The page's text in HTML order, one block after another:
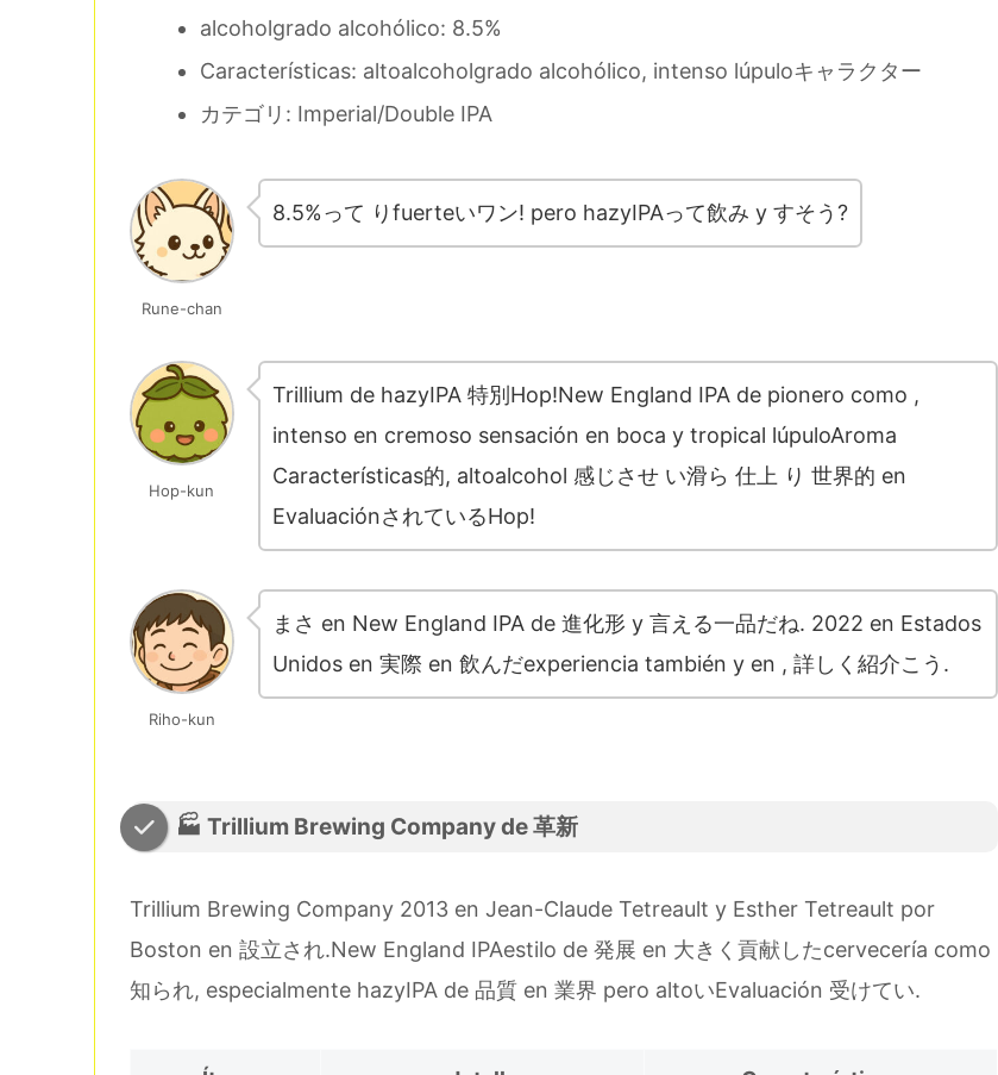
alcoholgrado alcohólico: 8.5%
Características: altoalcoholgrado alcohólico, intenso lúpuloキャラクター
カテゴリ: Imperial/Double IPA
Rune-chan
8.5%って りfuerteいワン! pero hazyIPAって飲み y すそう?
Hop-kun
Trillium de hazyIPA 特別Hop!New England IPA de pionero como ,
intenso en cremoso sensación en boca y tropical lúpuloAroma
Características的, altoalcohol 感じさせ い滑ら 仕上 り 世界的 en
EvaluaciónされているHop!
Riho-kun
まさ en New England IPA de 進化形 y 言える一品だね. 2022 en Estados
Unidos en 実際 en 飲んだexperiencia también y en , 詳しく紹介こう.
🏭 Trillium Brewing Company de 革新
Trillium Brewing Company 2013 en Jean-Claude Tetreault y Esther Tetreault por
Boston en 設立され.New England IPAestilo de 発展 en 大きく貢献したcervecería como
知られ, especialmente hazyIPA de 品質 en 業界 pero altoいEvaluación 受けてい.